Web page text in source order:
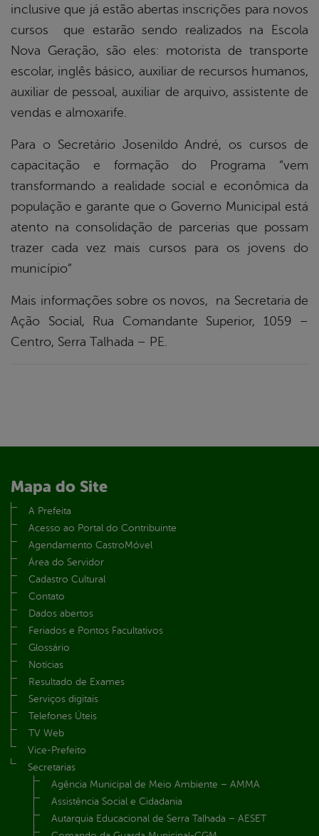
inclusive que já estão abertas inscrições para novos
cursos que estarão sendo realizados na Escola
Nova Geração, são eles: motorista de transporte
escolar, inglês básico, auxiliar de recursos humanos,
auxiliar de pessoal, auxiliar de arquivo, assistente de
vendas e almoxarife.
Para o Secretário Josenildo André, os cursos de
capacitação e formação do Programa “vem
transformando a realidade social e econômica da
população e garante que o Governo Municipal está
atento na consolidação de parcerias que possam
trazer cada vez mais cursos para os jovens do
município”
Mais informações sobre os novos, na Secretaria de
Ação Social, Rua Comandante Superior, 1059 –
Centro, Serra Talhada – PE.
Mapa do Site
A Prefeita
Acesso ao Portal do Contribuinte
Agendamento CastroMóvel
Área do Servidor
Cadastro Cultural
Contato
Dados abertos
Feriados e Pontos Facultativos
Glossário
Notícias
Resultado de Exames
Serviços digitais
Telefones Úteis
TV Web
Vice-Prefeito
Secretarias
Agência Municipal de Meio Ambiente – AMMA
Assistência Social e Cidadania
Autarquia Educacional de Serra Talhada – AESET